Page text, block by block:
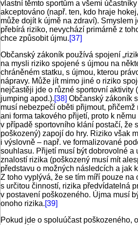
vlastní těmto sportům a všemi
akceptováno (např. ten, kdo hraje
může dojít k újmě na zdraví). Smyslem
přebírá riziko, nevychází primárně z
chce způsobit újmu.[37]
Občanský zákoník používá spojení
na mysli riziko spojené s újmou na
chráněném statku, s újmou, kterou
nápravy. Může jít mimo jiné o riziko
nejčastěji jde o různé sportovní aktivity
jumping apod.).[38] Občanský zákoník
musí nebezpečí oběti přijmout,
ani forma takového přijetí, proto k
v případě sportovního klání postačí, že
poškozený) zapojí do hry. Riziko však
i výslovně – např. ve formalizované
souhlasu. Přijetí musí být dobrovolné a
znalostí rizika (poškozený musí mít
představu o možných následcích a jak
Z toho vyplývá, že se tím míří pouze na
s určitou činností, rizika předvídatelná
v postavení poškozeného. Újma musí
onoho rizika.[39]
Pokud jde o spoluúčast poškozeného,